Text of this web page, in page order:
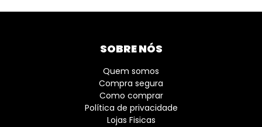
SOBRE NÓS
Quem somos
Compra segura
Como comprar
Política de privacidade
Lojas Fisicas